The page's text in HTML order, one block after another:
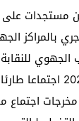
مستجدات على
بالمراكز
السمارة يوم الاحد
اجتماع